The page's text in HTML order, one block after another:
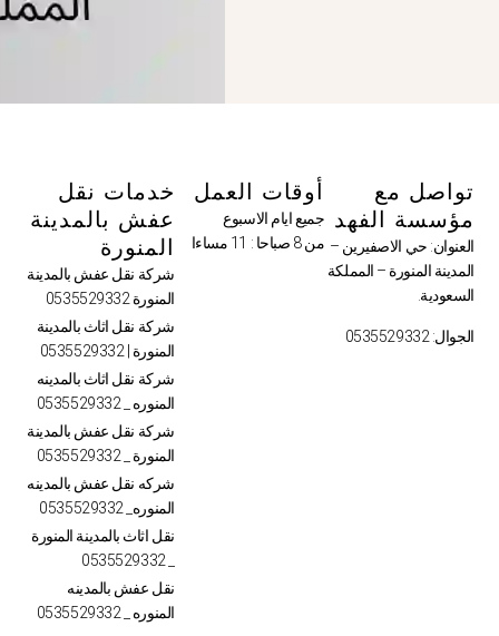
تواصل مع
مؤسسة الفهد
العنوان: حي الاصفيرين –
المدينة المنورة – المملكة
السعودية.
الجوال: 0535529332
أوقات العمل
جميع ايام الاسبوع
من 8 صباحا : 11 مساءا
خدمات نقل
عفش بالمدينة
المنورة
شركة نقل عفش بالمدينة
المنورة 0535529332
شركة نقل اثاث بالمدينة
المنورة | 0535529332
شركة نقل اثاث بالمدينه
المنوره _ 0535529332
شركة نقل عفش بالمدينة
المنورة _ 0535529332
شركه نقل عفش بالمدينه
المنوره_ 0535529332
نقل اثاث بالمدينة المنورة
_ 0535529332
نقل عفش بالمدينه
المنوره _ 0535529332